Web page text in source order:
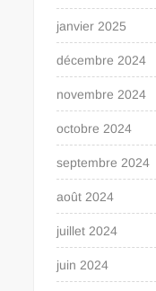
janvier 2025
décembre 2024
novembre 2024
octobre 2024
septembre 2024
août 2024
juillet 2024
juin 2024